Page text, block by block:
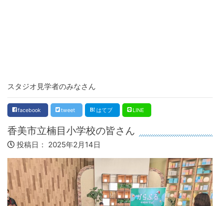
スタジオ見学者のみなさん
facebook tweet はてブ LINE
香美市立楠目小学校の皆さん
投稿日： 2025年2月14日